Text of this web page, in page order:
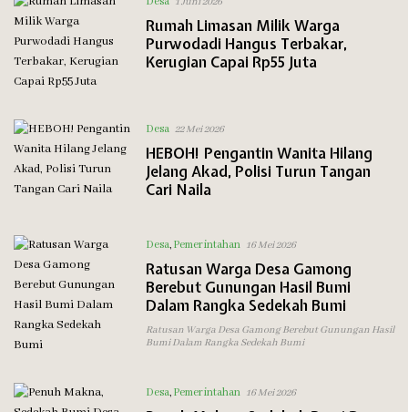
Rumah Limasan Milik Warga
Purwodadi Hangus Terbakar,
Kerugian Capai Rp55 Juta
Desa 22 Mei 2026
HEBOH! Pengantin Wanita Hilang
Jelang Akad, Polisi Turun Tangan
Cari Naila
Desa, Pemerintahan 16 Mei 2026
Ratusan Warga Desa Gamong
Berebut Gunungan Hasil Bumi
Dalam Rangka Sedekah Bumi
Ratusan Warga Desa Gamong Berebut Gunungan Hasil
Bumi Dalam Rangka Sedekah Bumi
Desa, Pemerintahan 16 Mei 2026